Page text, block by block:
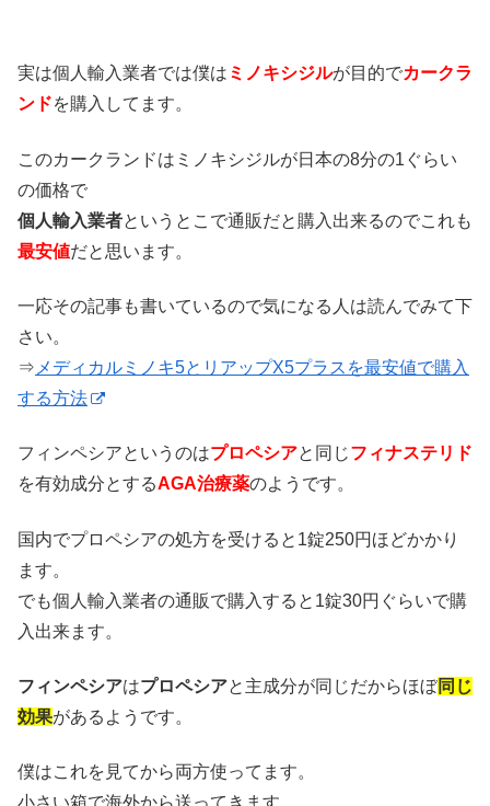
実は個人輸入業者では僕は ミノキシジルが目的でカークラ
ンドを購入してます。
このカークランドはミノキシジルが日本の8分の1ぐらい
の価格で
個人輸入業者というとこで通販だと購入出来るのでこれも
最安値だと思います。
一応その記事も書いているので気になる人は読んでみて下
さい。
⇒ メディカルミノキ5とリアップX5プラスを最安値で購入
する方法
フィンペシアというのはプロペシアと同じフィナステリド
を有効成分とするAGA治療薬のようです。
国内でプロペシアの処方を受けると1錠250円ほどかかり
ます。
でも個人輸入業者の通販で購入すると1錠30円ぐらいで購
入出来ます。
フィンペシアはプロペシアと主成分が同じだからほぼ同じ
効果があるようです。
僕はこれを見てから両方使ってます。